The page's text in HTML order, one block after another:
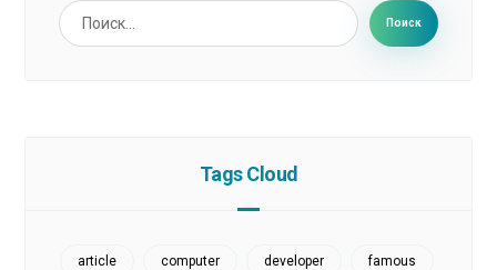
Поиск
Tags Cloud
article computer developer famous